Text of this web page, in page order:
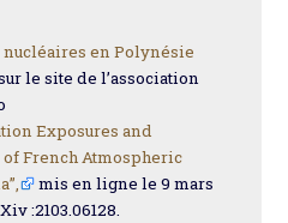
nucléaires en Polynésie
le site de l’association
Exposures and
French Atmospheric
mis en ligne le 9 mars
:2103.06128.